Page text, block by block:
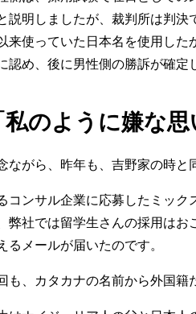
説明しましたが、裁判所は判
来使っていた日本名を使用し
認め、後に男性側の勝訴が確定
私のように嫌な
ながら、昨年も、吉野家の時と
コンサル企業に応募したミッ
弊社では留学生さんの採用は
るメールが届いたのです。
も、カタカナの名前から外国籍